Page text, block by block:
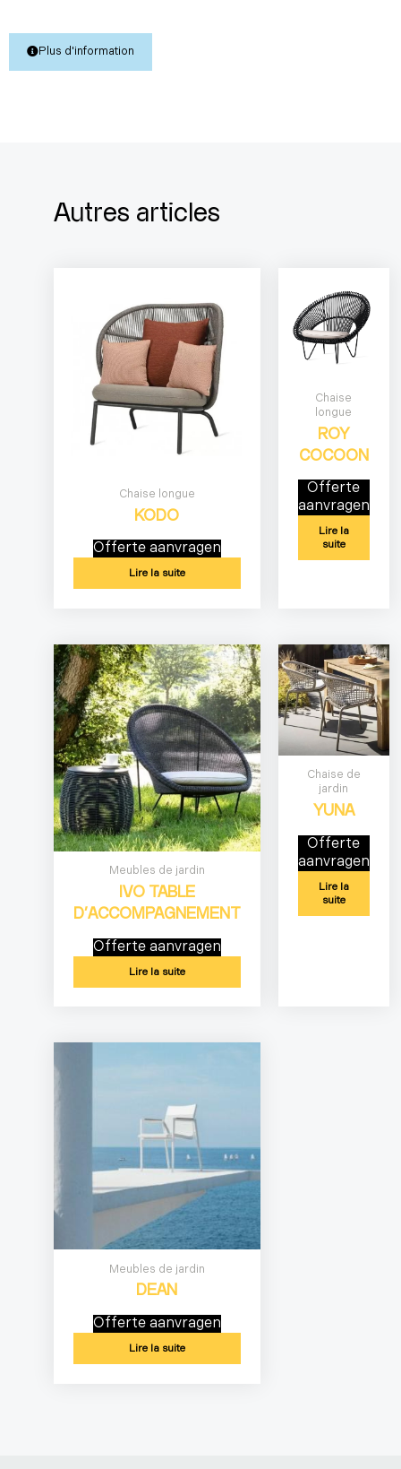
Plus d'information
Autres articles
Chaise longue
KODO
Offerte aanvragen
Lire la suite
Chaise
longue
ROY
COCOON
Offerte
aanvragen
Lire la
suite
Meubles de jardin
IVO TABLE
D’ACCOMPAGNEMENT
Offerte aanvragen
Lire la suite
Chaise de
jardin
YUNA
Offerte
aanvragen
Lire la
suite
Meubles de jardin
DEAN
Offerte aanvragen
Lire la suite